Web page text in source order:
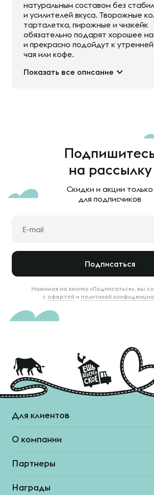
натуральным составом без
и усилителей вкуса. Творожные
тарталетка, пирожные и чизкейк
обязательно подарят хорошее
и прекрасно подойдут к
чая или кофе.
Показать все описание
на рассылку
Скидки и акции только
для подписчиков
Подписаться
Нажимая на кнопку «Подписаться», вы
с офертой и политикой
Для клиентов
О компании
Партнеры
Награды